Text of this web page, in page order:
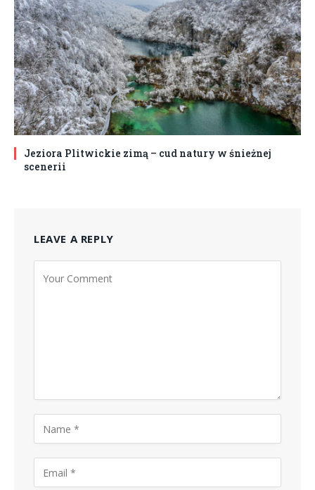
Jeziora Plitwickie zimą – cud natury w śnieżnej
scenerii
LEAVE A REPLY